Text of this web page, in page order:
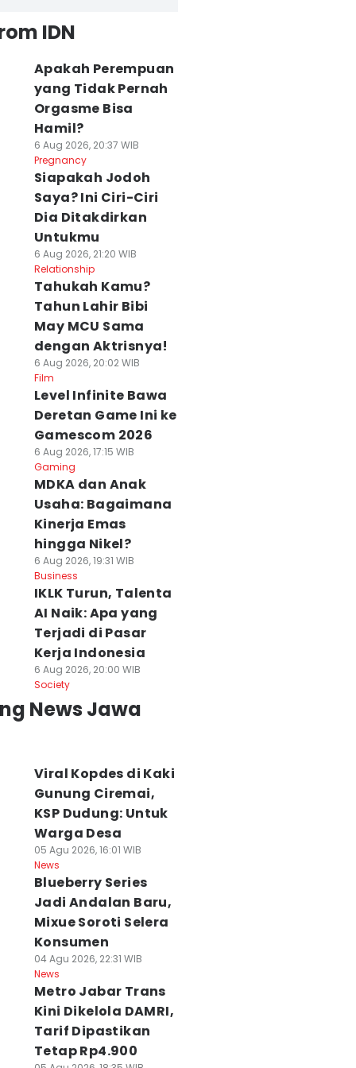
SDN 026
Diklaim
Waris, Sekolah
Disegel
Agu 2026, 13:55 WIB
Jaga Cadangan
Pangan dari
Ancaman 'El Nino
Godzilla'
06 Agu 2026, 11:29 WIB
IDN
Apakah Perempuan
yang Tidak Pernah
Orgasme Bisa
Hamil?
6 Aug 2026, 20:37 WIB
Pregnancy
Siapakah Jodoh
Saya? Ini Ciri-Ciri
Dia Ditakdirkan
Untukmu
6 Aug 2026, 21:20 WIB
Relationship
Tahukah Kamu?
Tahun Lahir Bibi
May MCU Sama
dengan Aktrisnya!
6 Aug 2026, 20:02 WIB
Film
Level Infinite Bawa
Deretan Game Ini ke
Gamescom 2026
6 Aug 2026, 17:15 WIB
Gaming
MDKA dan Anak
Usaha: Bagaimana
Kinerja Emas
hingga Nikel?
6 Aug 2026, 19:31 WIB
Business
IKLK Turun, Talenta
AI Naik: Apa yang
Terjadi di Pasar
Kerja Indonesia
6 Aug 2026, 20:00 WIB
Society
News Jawa
Viral Kopdes di Kaki
Gunung Ciremai,
KSP Dudung: Untuk
Warga Desa
05 Agu 2026, 16:01 WIB
News
Blueberry Series
Jadi Andalan Baru,
Mixue Soroti Selera
Konsumen
04 Agu 2026, 22:31 WIB
News
Metro Jabar Trans
Kini Dikelola DAMRI,
Tarif Dipastikan
Tetap Rp4.900